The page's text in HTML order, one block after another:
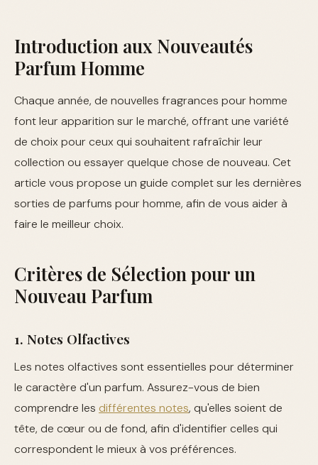
Introduction aux Nouveautés
Parfum Homme
Chaque année, de nouvelles fragrances pour homme
font leur apparition sur le marché, offrant une variété
de choix pour ceux qui souhaitent rafraîchir leur
collection ou essayer quelque chose de nouveau. Cet
article vous propose un guide complet sur les dernières
sorties de parfums pour homme, afin de vous aider à
faire le meilleur choix.
Critères de Sélection pour un
Nouveau Parfum
1. Notes Olfactives
Les notes olfactives sont essentielles pour déterminer
le caractère d'un parfum. Assurez-vous de bien
comprendre les différentes notes, qu'elles soient de
tête, de cœur ou de fond, afin d'identifier celles qui
correspondent le mieux à vos préférences.